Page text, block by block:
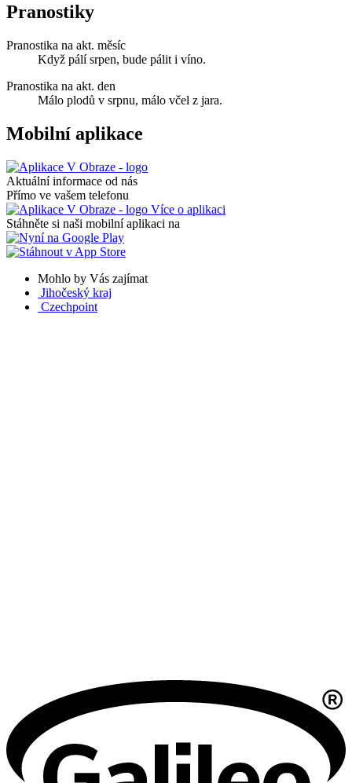
Pranostiky
Pranostika na akt. měsíc
Když pálí srpen, bude pálit i víno.
Pranostika na akt. den
Málo plodů v srpnu, málo včel z jara.
Mobilní aplikace
Aktuální informace od nás
Přímo ve vašem telefonu
Více o aplikaci
Stáhněte si naši mobilní aplikaci na
Mohlo by Vás zajímat
Jihočeský kraj
Czechpoint